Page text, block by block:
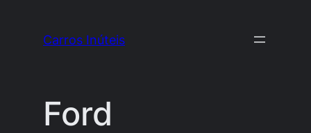
Carros Inúteis
Ford